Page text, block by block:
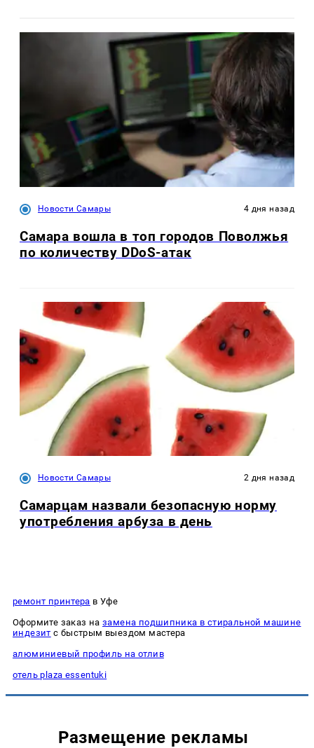
Новости Самары 4 дня назад
Самара вошла в топ городов Поволжья
по количеству DDoS-атак
Новости Самары 2 дня назад
Самарцам назвали безопасную норму
употребления арбуза в день
ремонт принтера в Уфе
Оформите заказ назамена подшипника в стиральной машине
индезит с быстрым выездом мастера
алюминиевый профиль на отлив
отель plaza essentuki
Размещение рекламы